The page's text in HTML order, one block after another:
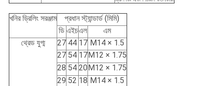
খনির ড্রিলিং সরঞ্জাম
প্রধান স্ট্যান্ডার্ড (মিমি)
ডি এইচএল
এম
থ্রেড যুগ্ম
27 44 17 M14 × 1.5
27 54 17 M12 × 1.75
28 54 20 M12 × 1.75
29 52 18 M14 × 1.5